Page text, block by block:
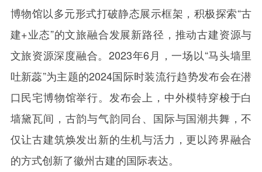
博物馆以多元形式打破静态展示框架，积极探索“古
建+业态”的文旅融合发展新路径，推动古建资源与
文旅资源深度融合。 2023年6月，一场以“马头墙里
吐新蕊”为主题的2024国际时装流行趋势发布会在潜
口民宅博物馆举行。发布会上，中外模特穿梭于白
墙黛瓦间，古韵与气韵同台、国际与国潮共舞，不
仅让古建筑焕发出新的生机与活力，更以跨界融合
的方式创新了徽州古建的国际表达。